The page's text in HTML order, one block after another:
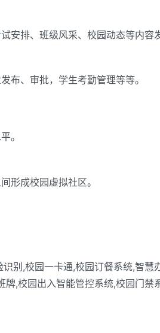
安排、班级风采、校园动态等内容
布、审批，学生考勤管理等等。
。
形成校园虚拟社区。
别,校园一卡通,校园订餐系统,智慧
,校园出入智能管控系统,校园门禁